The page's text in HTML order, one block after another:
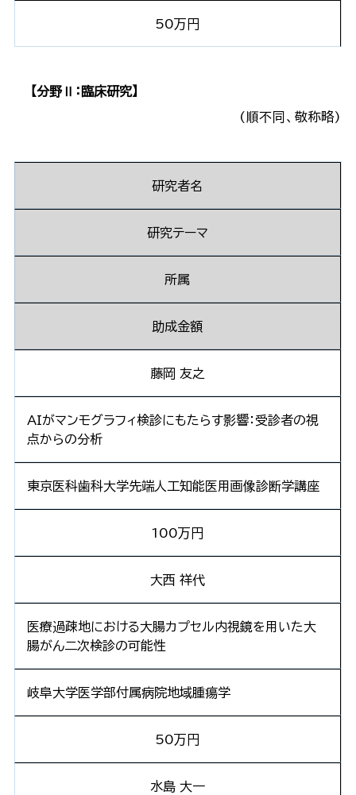
50万円
【分野Ⅱ：臨床研究】
(順不同、敬称略)
研究者名
研究テーマ
所属
助成金額
藤岡 友之
AIがマンモグラフィ検診にもたらす影響：受診者の視
点からの分析
東京医科歯科大学先端人工知能医用画像診断学講座
100万円
大西 祥代
医療過疎地における大腸カプセル内視鏡を用いた大
腸がん二次検診の可能性
岐阜大学医学部付属病院地域腫瘍学
50万円
水島 大一